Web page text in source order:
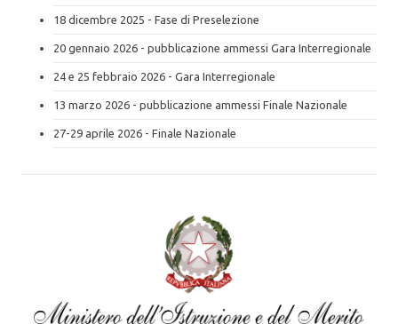
18 dicembre 2025 - Fase di Preselezione
20 gennaio 2026 - pubblicazione ammessi Gara Interregionale
24 e 25 febbraio 2026 - Gara Interregionale
13 marzo 2026 - pubblicazione ammessi Finale Nazionale
27-29 aprile 2026 - Finale Nazionale